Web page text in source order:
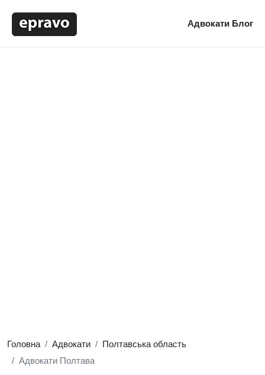
Адвокати Блог
Головна Адвокати
Полтавська область
Адвокати Полтава